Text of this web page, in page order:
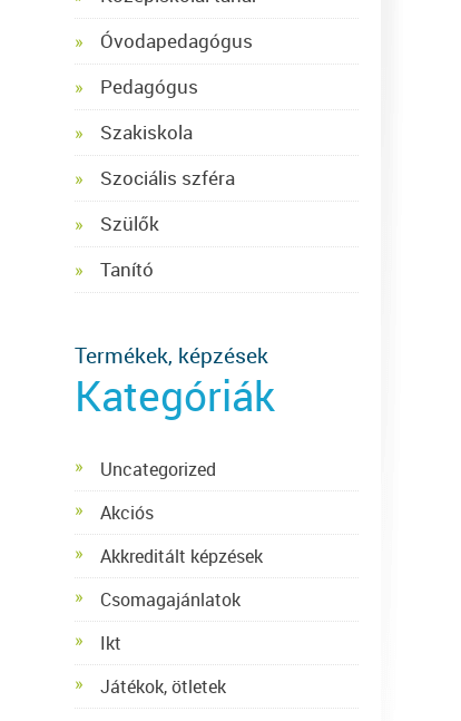
Óvodapedagógus
Pedagógus
Szakiskola
Szociális szféra
Szülők
Tanító
Termékek, képzések
Kategóriák
Uncategorized
Akciós
Akkreditált képzések
Csomagajánlatok
Ikt
Játékok, ötletek